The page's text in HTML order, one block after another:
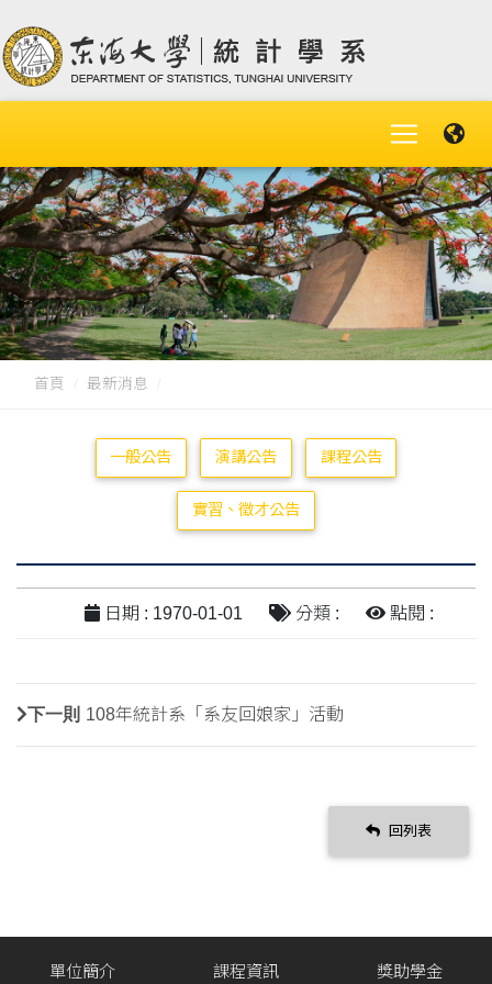
首頁 最新消息
一般公告 演講公告 課程公告
實習、徵才公告
日期 : 1970-01-01 分類 : 點閱 :
下一則 108年統計系「系友回娘家」活動
回列表
單位簡介 課程資訊 獎助學金